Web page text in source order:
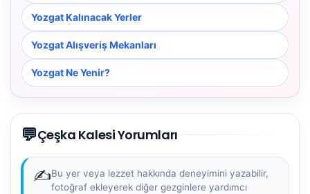
Yozgat Kalınacak Yerler
Yozgat Alışveriş Mekanları
Yozgat Ne Yenir?
💬Çeşka Kalesi Yorumları
✍️Bu yer veya lezzet hakkında deneyimini yazabilir,
fotoğraf ekleyerek diğer gezginlere yardımcı